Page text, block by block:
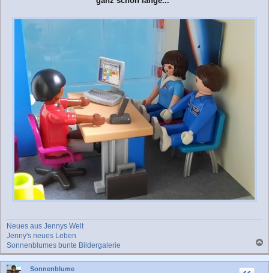
Neues aus Jennys Welt
Jenny's neues Leben
Sonnenblumes bunte Bildergalerie
a
c
Sonnenblume